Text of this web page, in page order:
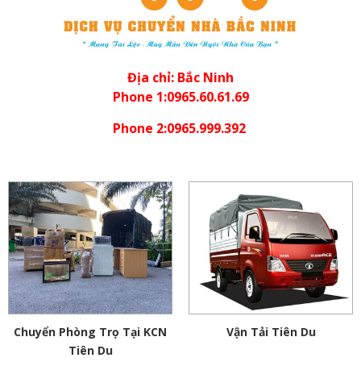
Địa chỉ: Bắc Ninh
Phone 1:0965.60.61.69
Phone 2:0965.999.392
Chuyển Phòng Trọ Tại KCN
Tiên Du
Vận Tải Tiên Du